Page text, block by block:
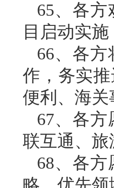
65、各
目启动实施
66、各
作，务实
便利、海
67、各
联互通、
68、各